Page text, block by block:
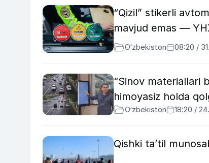
“Qizil” stikerli
mavjud emas —
O‘zbekiston 08:20 /
“Sinov materiallari
himoyasiz holda
O‘zbekiston 18:20 /
Qishki ta’til